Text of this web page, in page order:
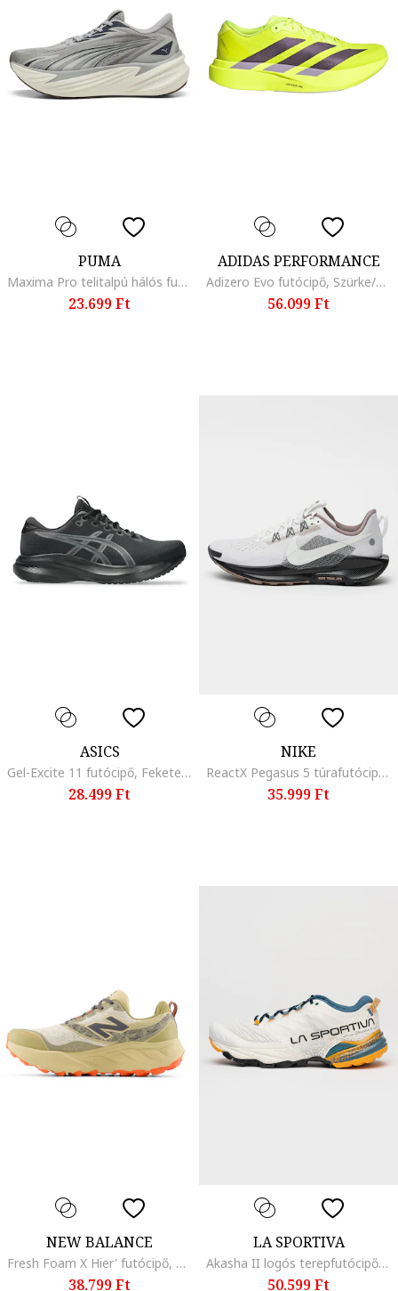
PUMA
Maxima Pro telitalpú hálós futócipő szintetikus szegélyekkel, Szürke/Sötétkék
23.699 Ft
ADIDAS PERFORMANCE
Adizero Evo futócipő, Szürke/Sárga
56.099 Ft
ASICS
Gel-Excite 11 futócipő, Fekete/Sötétszürke
28.499 Ft
NIKE
ReactX Pegasus 5 túrafutócipő, Világosszürke/Törtfehér
35.999 Ft
NEW BALANCE
Fresh Foam X Hier' futócipő, Bézs/Sötétszürke
38.799 Ft
LA SPORTIVA
Akasha II logós terepfutócipő, Törtfehér/Olajkék
50.599 Ft